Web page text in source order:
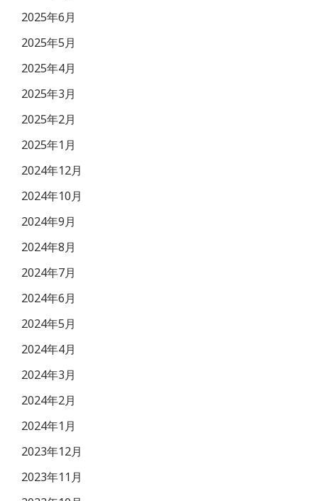
2025年6月
2025年5月
2025年4月
2025年3月
2025年2月
2025年1月
2024年12月
2024年10月
2024年9月
2024年8月
2024年7月
2024年6月
2024年5月
2024年4月
2024年3月
2024年2月
2024年1月
2023年12月
2023年11月